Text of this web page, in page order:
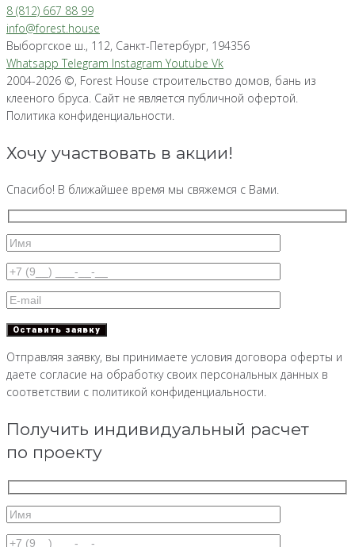
8 (812) 667 88 99
info@forest.house
Выборгское ш., 112, Санкт-Петербург, 194356
Whatsapp Telegram Instagram Youtube Vk
2004-2026 ©, Forest House строительство домов, бань из
клееного бруса. Сайт не является публичной офертой.
Политика конфиденциальности.
Хочу участвовать в акции!
Спасибо! В ближайшее время мы свяжемся с Вами.
Отправляя заявку, вы принимаете условия договора оферты и
даете согласие на обработку своих персональных данных в
соответствии с политикой конфиденциальности.
Получить индивидуальный расчет
по проекту